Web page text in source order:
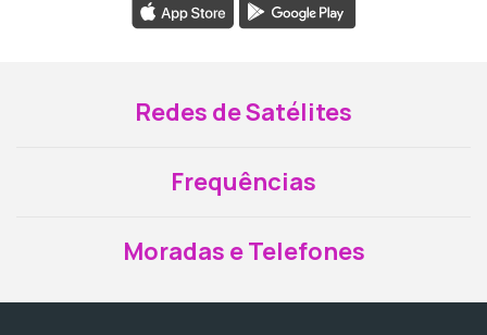
Redes de Satélites
Frequências
Moradas e Telefones